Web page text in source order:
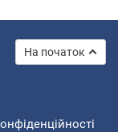
На початок